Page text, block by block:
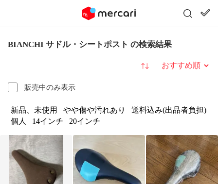
BIANCHI サドル・シートポスト の検索結果
販売中のみ表示
並び替え
新品、未使用 やや傷や汚れあり
送料込み(出品者負担)
個人
14インチ 20インチ